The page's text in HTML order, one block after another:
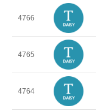
4766
4765
4764